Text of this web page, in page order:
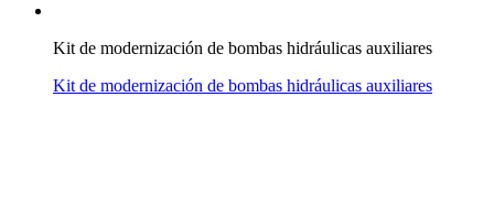
Kit de modernización de bombas hidráulicas auxiliares
Kit de modernización de bombas hidráulicas auxiliares